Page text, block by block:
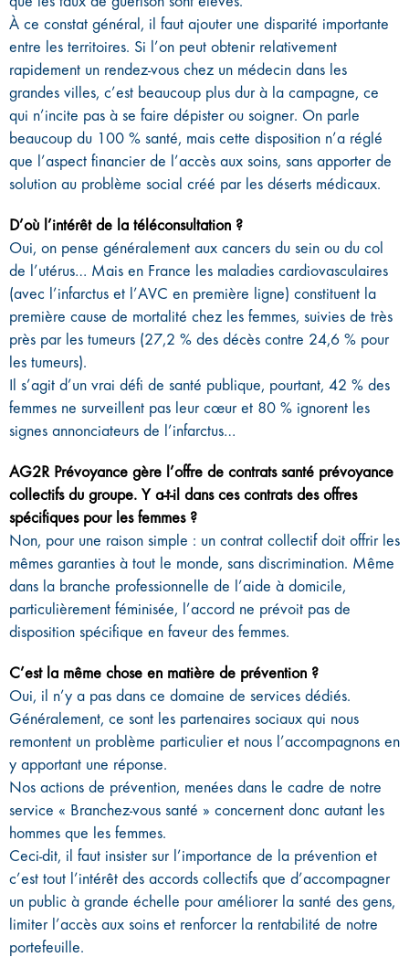
À ce constat général, il faut ajouter une disparité importante
entre les territoires. Si l’on peut obtenir relativement
rapidement un rendez-vous chez un médecin dans les
grandes villes, c’est beaucoup plus dur à la campagne, ce
qui n’incite pas à se faire dépister ou soigner. On parle
beaucoup du 100 % santé, mais cette disposition n’a réglé
que l’aspect financier de l’accès aux soins, sans apporter de
solution au problème social créé par les déserts médicaux.
D’où l’intérêt de la téléconsultation ?
Oui, on pense généralement aux cancers du sein ou du col
de l’utérus… Mais en France les maladies cardiovasculaires
(avec l’infarctus et l’AVC en première ligne) constituent la
première cause de mortalité chez les femmes, suivies de très
près par les tumeurs (27,2 % des décès contre 24,6 % pour
les tumeurs).
Il s’agit d’un vrai défi de santé publique, pourtant, 42 % des
femmes ne surveillent pas leur cœur et 80 % ignorent les
signes annonciateurs de l’infarctus…
AG2R Prévoyance gère l’offre de contrats santé prévoyance
collectifs du groupe. Y a-t-il dans ces contrats des offres
spécifiques pour les femmes ?
Non, pour une raison simple : un contrat collectif doit offrir les
mêmes garanties à tout le monde, sans discrimination. Même
dans la branche professionnelle de l’aide à domicile,
particulièrement féminisée, l’accord ne prévoit pas de
disposition spécifique en faveur des femmes.
C’est la même chose en matière de prévention ?
Oui, il n’y a pas dans ce domaine de services dédiés.
Généralement, ce sont les partenaires sociaux qui nous
remontent un problème particulier et nous l’accompagnons en
y apportant une réponse.
Nos actions de prévention, menées dans le cadre de notre
service « Branchez-vous santé » concernent donc autant les
hommes que les femmes.
Ceci-dit, il faut insister sur l’importance de la prévention et
c’est tout l’intérêt des accords collectifs que d’accompagner
un public à grande échelle pour améliorer la santé des gens,
limiter l’accès aux soins et renforcer la rentabilité de notre
portefeuille.